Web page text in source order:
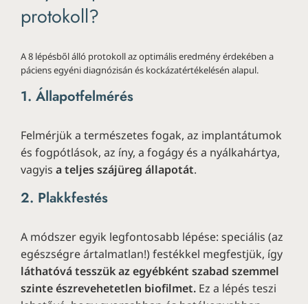
protokoll?
A 8 lépésből álló protokoll az optimális eredmény érdekében a
páciens egyéni diagnózisán és kockázatértékelésén alapul.
1. Állapotfelmérés
Felmérjük a természetes fogak, az implantátumok
és fogpótlások, az íny, a fogágy és a nyálkahártya,
vagyis a teljes szájüreg állapotát.
2. Plakkfestés
A módszer egyik legfontosabb lépése: speciális (az
egészségre ártalmatlan!) festékkel megfestjük, így
láthatóvá tesszük az egyébként szabad szemmel
szinte észrevehetetlen biofilmet. Ez a lépés teszi